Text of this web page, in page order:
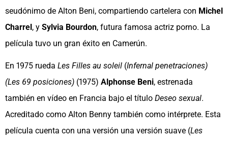
seudónimo de Alton Beni, compartiendo cartelera con Michel
Charrel, y Sylvia Bourdon, futura famosa actriz porno. La
película tuvo un gran éxito en Camerún.
En 1975 rueda Les Filles au soleil (Infernal penetraciones)
(Les 69 posiciones) (1975) Alphonse Beni, estrenada
también en vídeo en Francia bajo el título Deseo sexual.
Acreditado como Alton Benny también como intérprete. Esta
película cuenta con una versión una versión suave (Les